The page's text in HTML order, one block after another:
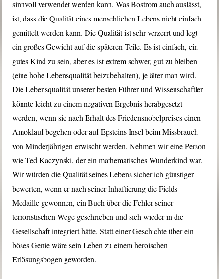
sinnvoll verwendet werden kann. Was Bostrom auch auslässt,
ist, dass die Qualität eines menschlichen Lebens nicht einfach
gemittelt werden kann. Die Qualität ist sehr verzerrt und legt
ein großes Gewicht auf die späteren Teile. Es ist einfach, ein
gutes Kind zu sein, aber es ist extrem schwer, gut zu bleiben
(eine hohe Lebensqualität beizubehalten), je älter man wird.
Die Lebensqualität unserer besten Führer und Wissenschaftler
könnte leicht zu einem negativen Ergebnis herabgesetzt
werden, wenn sie nach Erhalt des Friedensnobelpreises einen
Amoklauf begehen oder auf Epsteins Insel beim Missbrauch
von Minderjährigen erwischt werden. Nehmen wir eine Person
wie Ted Kaczynski, der ein mathematisches Wunderkind war.
Wir würden die Qualität seines Lebens sicherlich günstiger
bewerten, wenn er nach seiner Inhaftierung die Fields-
Medaille gewonnen, ein Buch über die Fehler seiner
terroristischen Wege geschrieben und sich wieder in die
Gesellschaft integriert hätte. Statt einer Geschichte über ein
böses Genie wäre sein Leben zu einem heroischen
Erlösungsbogen geworden.